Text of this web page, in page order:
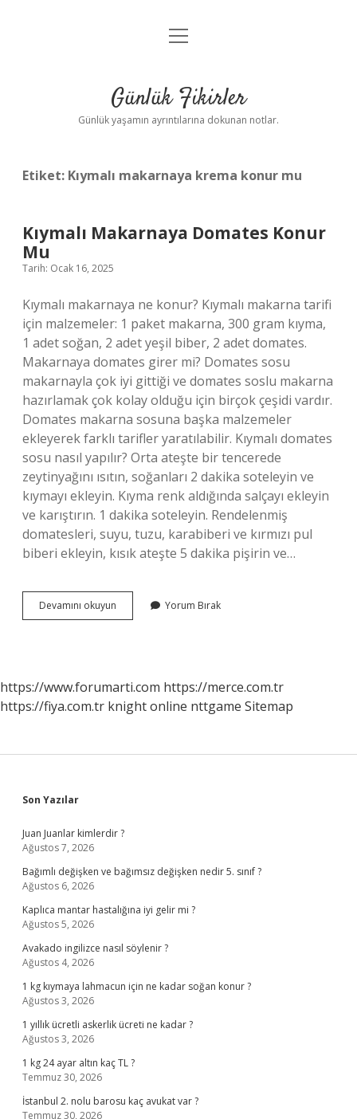
Anasayfa
Yasal Uyarı
menüyü
Günlük Fikirler
Günlük yaşamın ayrıntılarına dokunan notlar.
Etiket: Kıymalı makarnaya krema konur mu
Kıymalı Makarnaya Domates Konur
Mu
Tarih: Ocak 16, 2025
Kıymalı makarnaya ne konur? Kıymalı makarna tarifi
için malzemeler: 1 paket makarna, 300 gram kıyma,
1 adet soğan, 2 adet yeşil biber, 2 adet domates.
Makarnaya domates girer mi? Domates sosu
makarnayla çok iyi gittiği ve domates soslu makarna
hazırlamak çok kolay olduğu için birçok çeşidi vardır.
Domates makarna sosuna başka malzemeler
ekleyerek farklı tarifler yaratılabilir. Kıymalı domates
sosu nasıl yapılır? Orta ateşte bir tencerede
zeytinyağını ısıtın, soğanları 2 dakika soteleyin ve
kıymayı ekleyin. Kıyma renk aldığında salçayı ekleyin
ve karıştırın. 1 dakika soteleyin. Rendelenmiş
domatesleri, suyu, tuzu, karabiberi ve kırmızı pul
biberi ekleyin, kısık ateşte 5 dakika pişirin ve…
Devamını okuyun
Makarnaya
Yorum Bırak
https://www.forumarti.com https://merce.com.tr
https://fiya.com.tr knight online nttgame Sitemap
Sidebar
Son Yazılar
Juan Juanlar kimlerdir ?
Ağustos 7, 2026
Bağımlı değişken ve bağımsız değişken nedir 5. sınıf ?
Ağustos 6, 2026
Kaplıca mantar hastalığına iyi gelir mi ?
Ağustos 5, 2026
Avakado ingilizce nasıl söylenir ?
Ağustos 4, 2026
1 kg kıymaya lahmacun için ne kadar soğan konur ?
Ağustos 3, 2026
1 yıllık ücretli askerlik ücreti ne kadar ?
Ağustos 3, 2026
1 kg 24 ayar altın kaç TL ?
Temmuz 30, 2026
İstanbul 2. nolu barosu kaç avukat var ?
Temmuz 30, 2026